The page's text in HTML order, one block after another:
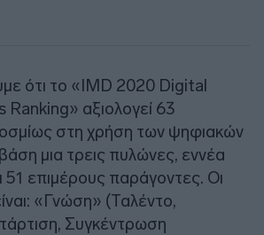
ότι το «IMD 2020 Digital
αξιολογεί 63
στη χρήση των ψηφιακών
μια τρεις πυλώνες, εννέα
51 επιμέρους παράγοντες. Οι
«Γνώση» (Ταλέντο,
Συγκέντρωση